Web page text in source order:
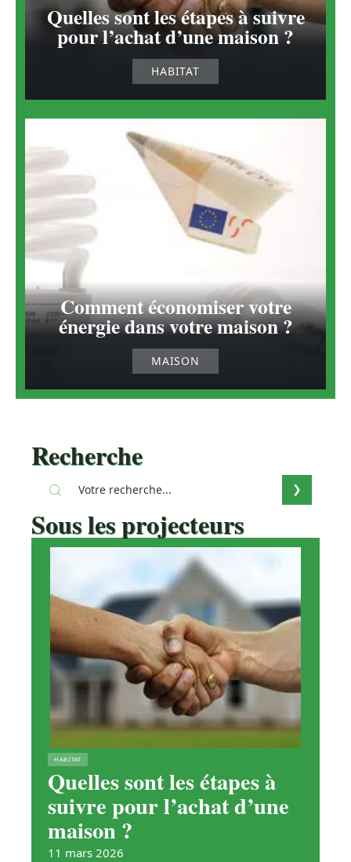
Quelles sont les étapes à suivre
pour l’achat d’une maison ?
HABITAT
Comment économiser votre
énergie dans votre maison ?
MAISON
Recherche
Sous les projecteurs
HABITAT
Quelles sont les étapes à
suivre pour l’achat d’une
maison ?
11 mars 2026